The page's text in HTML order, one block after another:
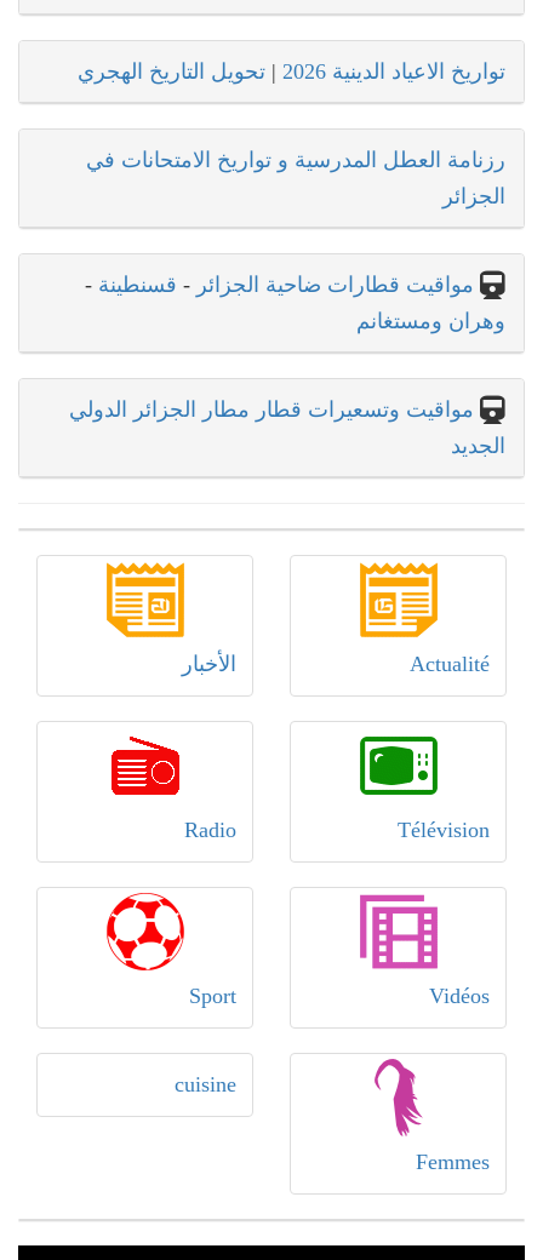
تواريخ الاعياد الدينية 2026 | تحويل التاريخ الهجري
رزنامة العطل المدرسية و تواريخ الامتحانات في
الجزائر
مواقيت قطارات ضاحية الجزائر - قسنطينة -
وهران ومستغانم
مواقيت وتسعيرات قطار مطار الجزائر الدولي
الجديد
Actualité الأخبار
Télévision
Radio
Vidéos
Sport
Femmes
cuisine